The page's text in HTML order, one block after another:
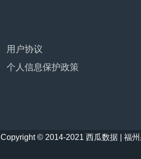
用户协议
个人信息保护政策
Copyright © 2014-2021 西瓜数据 | 福